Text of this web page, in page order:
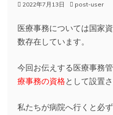
2022年7月13日 post-user
医療事務については国家
数存在しています。
今回お伝えする医療事務
療事務の資格として設置
私たちが病院へ行くと必